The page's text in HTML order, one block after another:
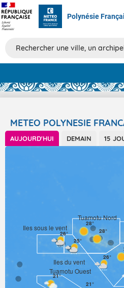
Polynésie
METEO POLYNESIE
AUJOURD'HUI DEMAIN 15
Iles sous le vent
Tuamotu Ouest
Tuamotu Nord
Iles du vent
26° 28°
26°
25°
21°
28°
21°